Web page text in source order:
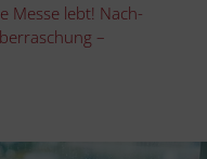
Messe lebt! Nach-
–